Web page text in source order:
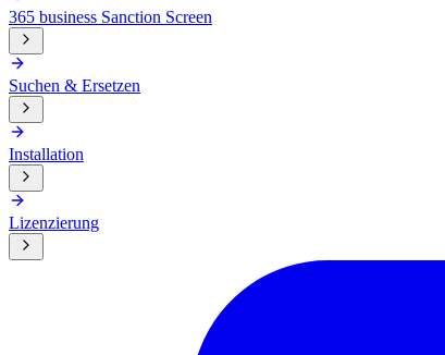
365 business Sanction Screen
Suchen & Ersetzen
Installation
Lizenzierung